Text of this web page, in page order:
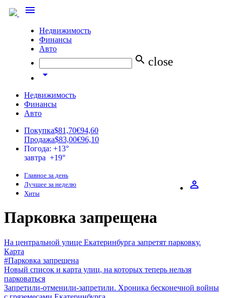
menu
Недвижимость
Финансы
Авто
search close
arrow_drop_down
Недвижимость
Финансы
Авто
Покупка$81,70€94,60
Продажа$83,00€96,10
Погода: +13°
завтра +19°
perm_identity
Главное за день
Лучшее за неделю
Хиты
Парковка запрещена
На центральной улице Екатеринбурга запретят парковку.
Карта
#Парковка запрещена
Новый список и карта улиц, на которых теперь нельзя
парковаться
Запретили-отменили-запретили. Хроника бесконечной войны